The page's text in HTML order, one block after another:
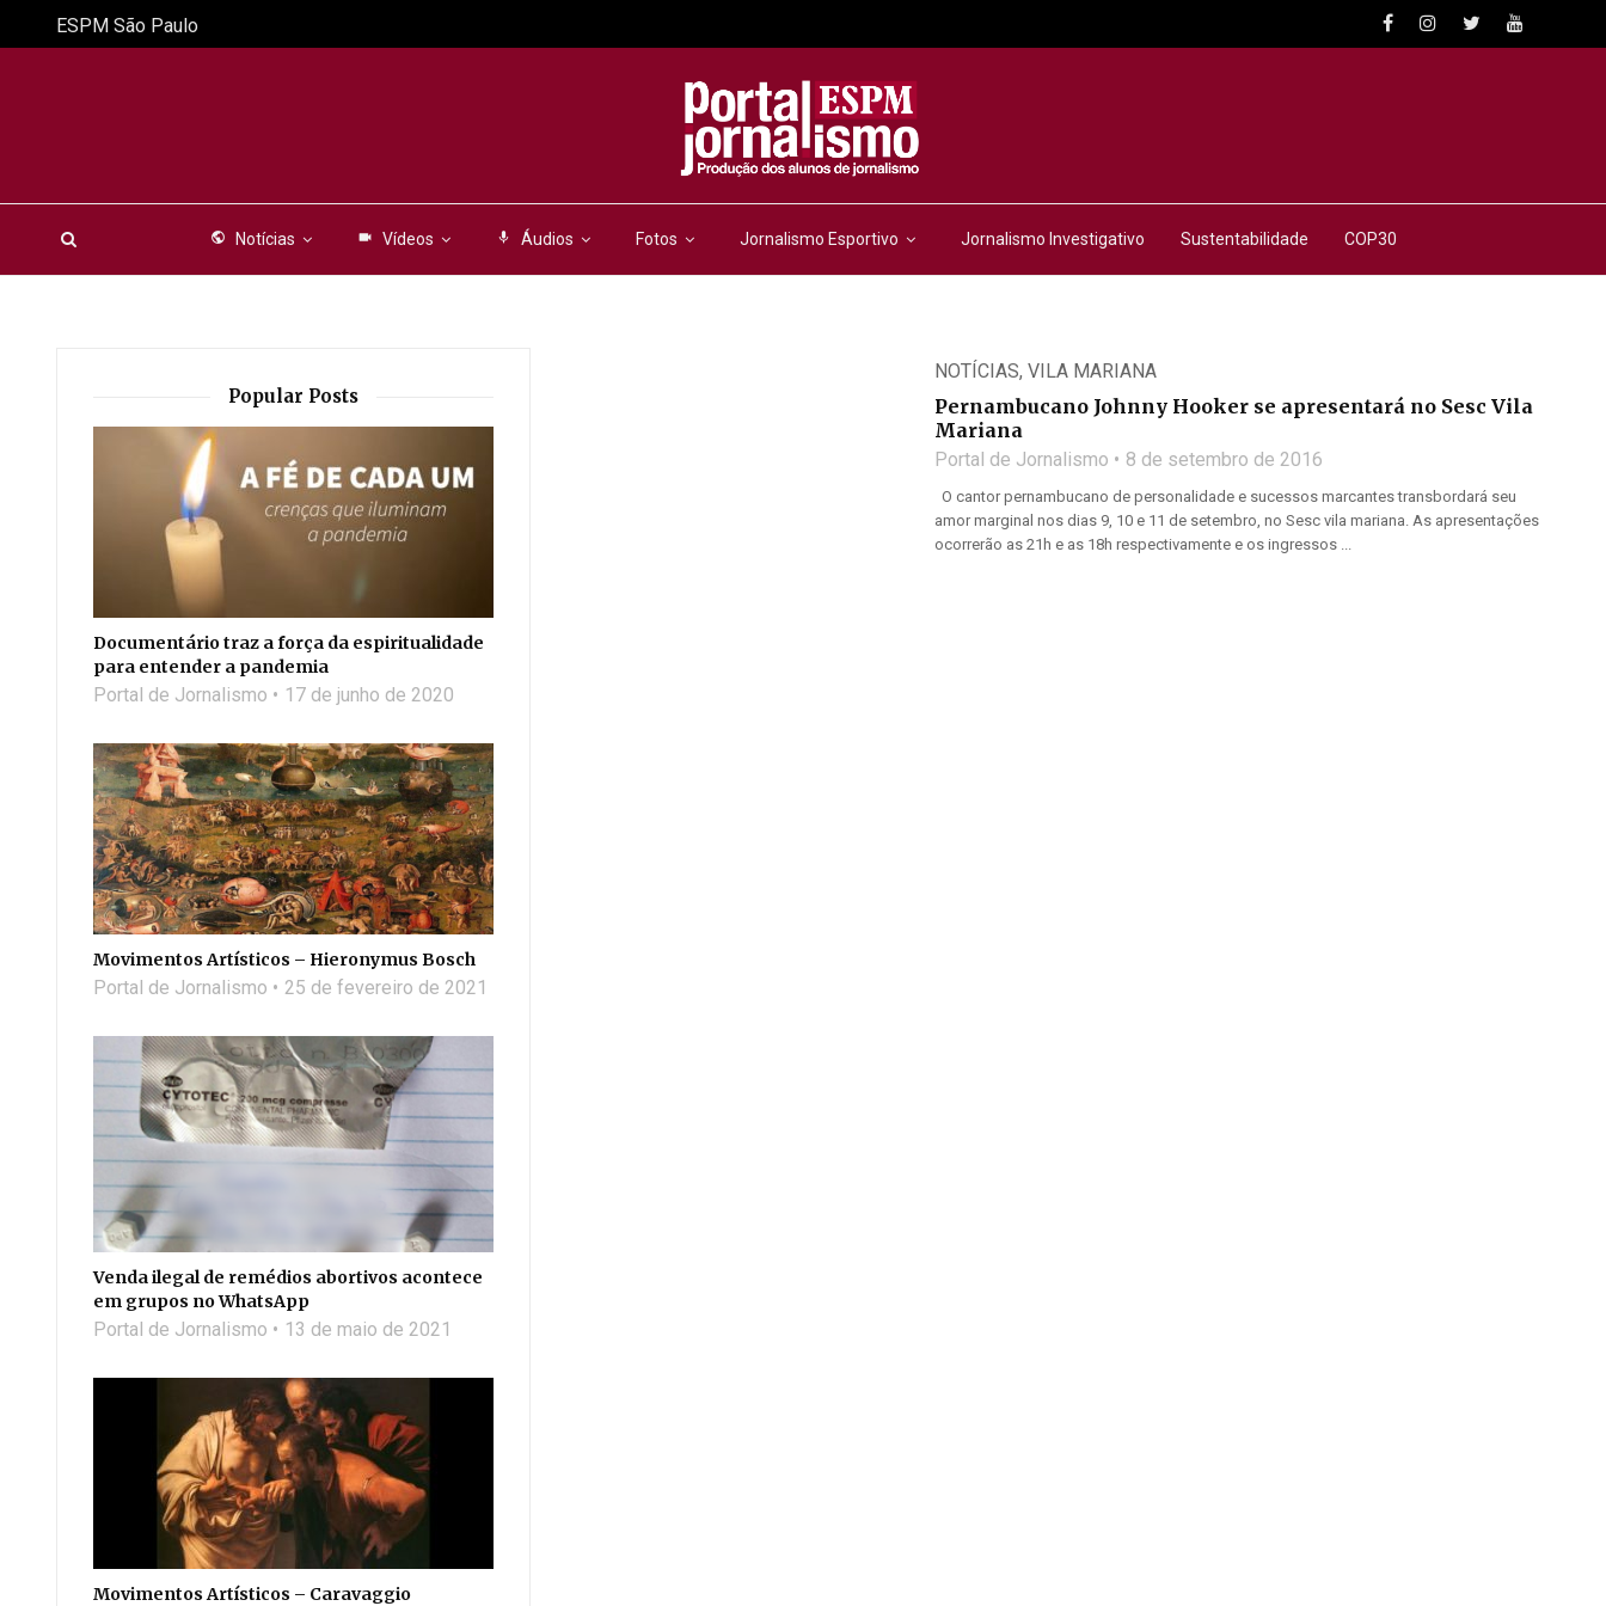
public Notícias videocam Vídeos mic Áudios Fotos Jornalismo Esportivo Jornalismo Investigativo Sustentabilidade COP30
ESPM São Paulo
NOTÍCIAS, VILA MARIANA
Pernambucano Johnny Hooker se apresentará no Sesc Vila
Mariana
Portal de Jornalismo 8 de setembro de 2016
O cantor pernambucano de personalidade e sucessos marcantes transbordará seu
amor marginal nos dias 9, 10 e 11 de setembro, no Sesc vila mariana. As apresentações
ocorrerão as 21h e as 18h respectivamente e os ingressos ...
Popular Posts
Documentário traz a força da espiritualidade
para entender a pandemia
Portal de Jornalismo 17 de junho de 2020
Movimentos Artísticos – Hieronymus Bosch
Portal de Jornalismo 25 de fevereiro de 2021
Venda ilegal de remédios abortivos acontece
em grupos no WhatsApp
Portal de Jornalismo 13 de maio de 2021
Movimentos Artísticos – Caravaggio